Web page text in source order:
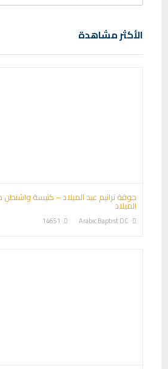
الأكثر مشاهدة
جوقة ترانيم عيد الميلاد – كنيسة
الميلاد
Arabic Baptist DC
14651